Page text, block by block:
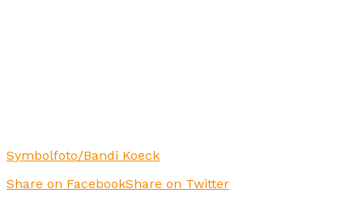
Symbolfoto/Bandi Koeck
Share on FacebookShare on Twitter